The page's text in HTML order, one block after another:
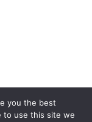
you the best
to use this site we